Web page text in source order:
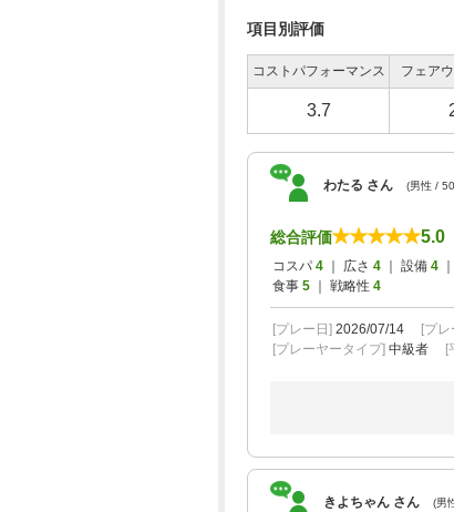
項目別評価
コストパフォーマンス フェア
3.7
わたる さん (男性 /
総合評価 5.0
コスパ 4 ｜ 広さ 4 ｜ 設備 4
食事 5 ｜ 戦略性 4
[プレー日] 2026/07/14 [プレ
[プレーヤータイプ] 中級者 [
きよちゃん さん (男